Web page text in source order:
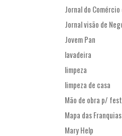
Jornal do Comércio
Jornal visão de
Jovem Pan
lavadeira
limpeza
limpeza de casa
Mão de obra p/
Mapa das Franquias
Mary Help